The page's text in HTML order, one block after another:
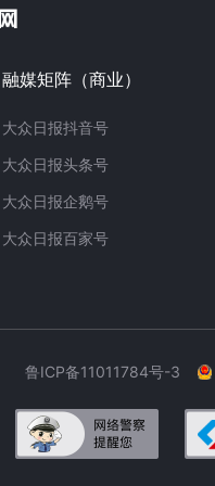
融媒矩阵（商业）
大众日报抖音号
大众日报头条号
大众日报企鹅号
大众日报百家号
鲁ICP备11011784号-3